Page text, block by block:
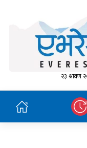
२३ श्रावण